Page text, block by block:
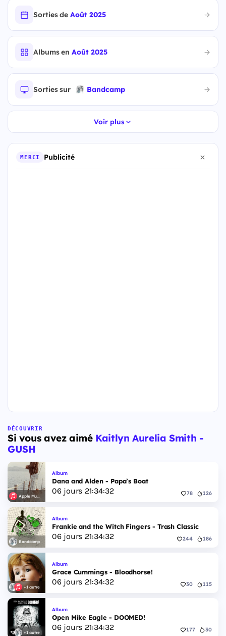
Sorties deAoût 2025
Albums enAoût 2025
Sorties sur Bandcamp
Voir plus
MERCI Publicité
DÉCOUVRIR
Si vous avez aimé Kaitlyn Aurelia Smith -
GUSH
Apple Music
Album
Dana and Alden - Papa’s Boat
06jours 21:34:32 78 126
Bandcamp
Album
Frankie and the Witch Fingers - Trash Classic
06jours 21:34:32 244 186
+1 autre
Album
Grace Cummings - Bloodhorse!
06jours 21:34:32 30 115
+1 autre
Album
Open Mike Eagle - DOOMED!
06jours 21:34:32 177 30